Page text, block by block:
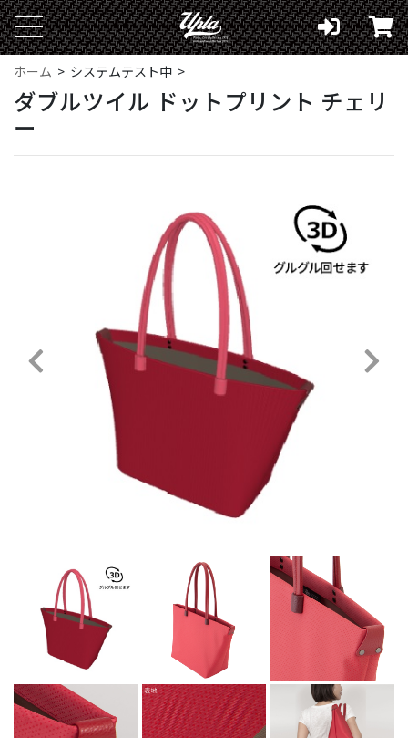
ホーム システムテスト中
ダブルツイル ドットプリント チェリ
ー